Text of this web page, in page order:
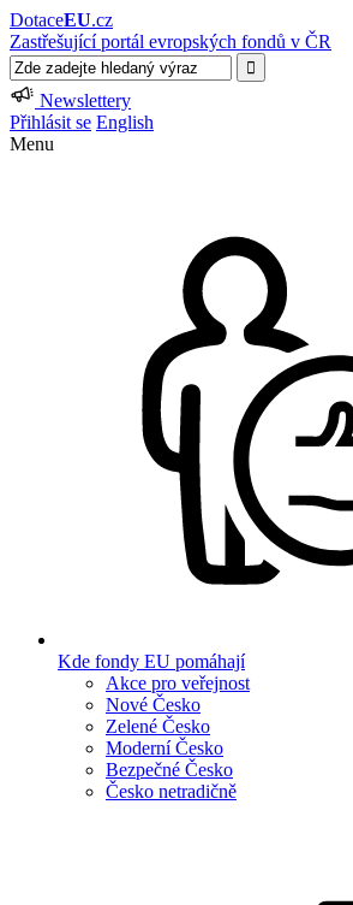
DotaceEU.cz
Zastřešující portál evropských fondů v ČR
Newslettery
Přihlásit se English
Menu
Kde fondy EU pomáhají
Akce pro veřejnost
Nové Česko
Zelené Česko
Moderní Česko
Bezpečné Česko
Česko netradičně